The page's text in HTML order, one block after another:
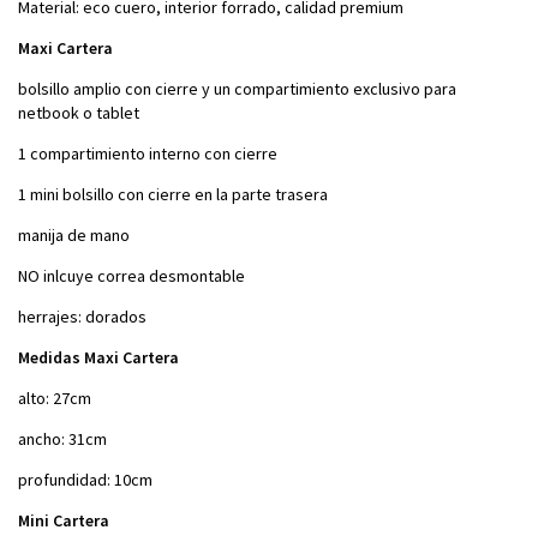
Material: eco cuero, interior forrado, calidad premium
Maxi Cartera
bolsillo amplio con cierre y un compartimiento exclusivo para
netbook o tablet
1 compartimiento interno con cierre
1 mini bolsillo con cierre en la parte trasera
manija de mano
NO inlcuye correa desmontable
herrajes: dorados
Medidas Maxi Cartera
alto: 27cm
ancho: 31cm
profundidad: 10cm
Mini Cartera